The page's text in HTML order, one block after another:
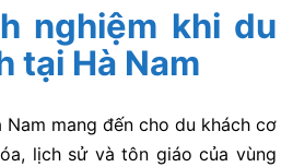
nghiệm khi du
tại Hà Nam
mang đến cho du khách cơ
lịch sử và tôn giáo của vùng